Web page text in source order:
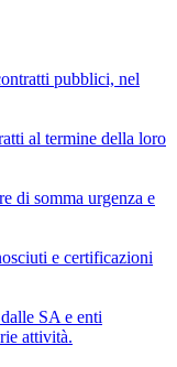
pubblici, nel
al termine della loro
di somma urgenza e
e certificazioni
SA e enti
attività.